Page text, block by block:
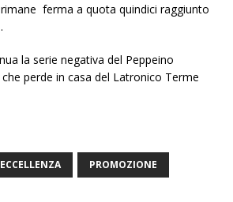
ferma a quota quindici raggiunto
la serie negativa del Peppeino
perde in casa del Latronico Terme
ECCELLENZA PROMOZIONE